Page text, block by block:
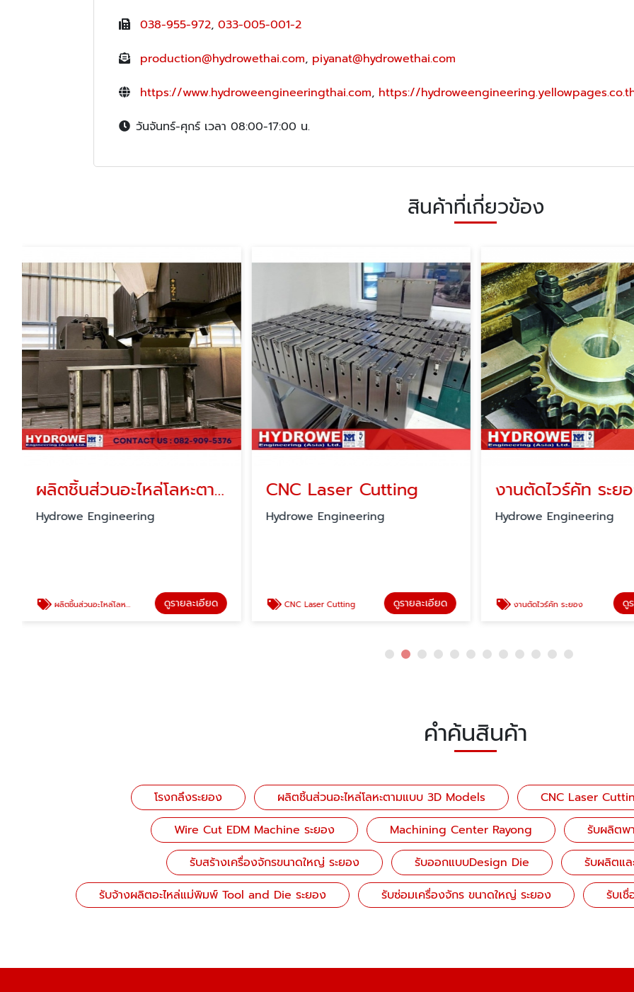
038-955-972, 033-005-001-2
production@hydrowethai.com, piyanat@hydrowethai.com
https://www.hydroweengineeringthai.com, https://
วันจันทร์-ศุกร์ เวลา 08:00-17:00 น.
สินค้าที่เกี่ยวข้อง
ผลิตชิ้นส่วนอะไหล่โลหะตามแบบ 3D Models
็Hydrowe Engineering
ผลิตชิ้นส่วนอะไหล่โลหะตามแบบ 3D Models ดูรายละเอียด
CNC Laser Cutting
Hydrowe Engineering
CNC Laser Cutting ดูรายละเอียด
งานตัดไวร์คัท ระย
็Hydrowe Engineering
งานตัดไวร์คัท ระยอง ดู
คำค้นสินค้า
โรงกลึงระยอง ผลิตชิ้นส่วนอะไหล่โลหะตามแบบ 3D Models
CNC Laser
Wire Cut EDM Machine ระยอง
Machining Center Rayong
รับผลิตพ
รับสร้างเครื่องจักรขนาดใหญ่ ระยอง
รับออกแบบDesign Die
รับผลิตแ
รับจ้างผลิตอะไหล่แม่พิมพ์ Tool and Die ระยอง
รับซ่อมเครื่องจักร ขนาดใหญ่ ระยอง รับเ